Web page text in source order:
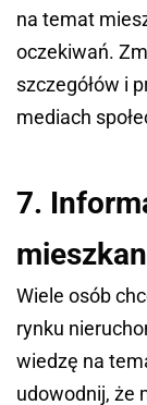
na temat
oczekiwań.
szczegółów i
mediach
7.
Wiele osób
rynku
wiedzę na
udowodnij, że